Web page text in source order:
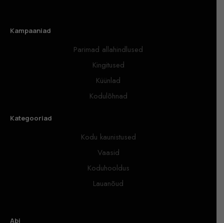
Kampaaniad
Parimad allahindlused
Kingitused
Küünlad
Kodulõhnad
Kategooriad
Kodu kaunistused
Vaasid
Koduhooldus
Lauanõud
Abi